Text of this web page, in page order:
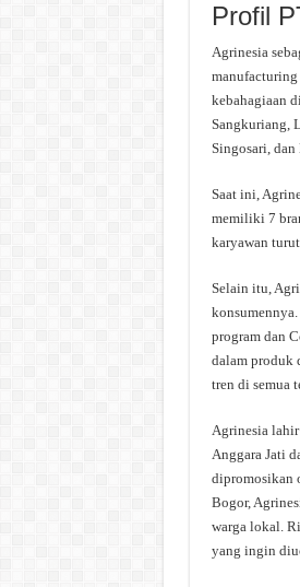
Profil
Agrinesia
kebahagiaan
Sangkuriang,
Singosari,
Saat ini,
memiliki 7
karyawan
Selain itu,
program dan
dalam produk
tren di semua
Agrinesia
Anggara Jati
dipromosikan
Bogor,
warga lokal.
yang ingin